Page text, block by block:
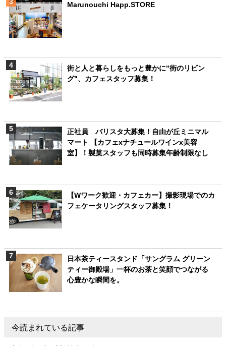
Marunouchi Happ.STORE
街と人と暮らしをもっと豊かに"街のリビン
グ"、カフェスタッフ募集！
正社員 バリスタ大募集！自由が丘ミニマル
マート 【カフェxナチュールワインx美容
室】！製菓スタッフも同時募集年齢制限なし
【Wワーク歓迎・カフェカー】撮影現場でのカ
フェケータリングスタッフ募集！
日本茶ティースタンド「サングラム グリーン
ティー御殿場」一杯のお茶と笑顔でつながる
心豊かな瞬間を。
今読まれている記事